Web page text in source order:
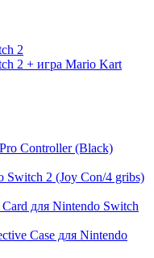
2
2 + игра Mario Kart
Controller (Black)
Switch 2 (Joy Con/4 gribs)
для Nintendo Switch
Case для Nintendo